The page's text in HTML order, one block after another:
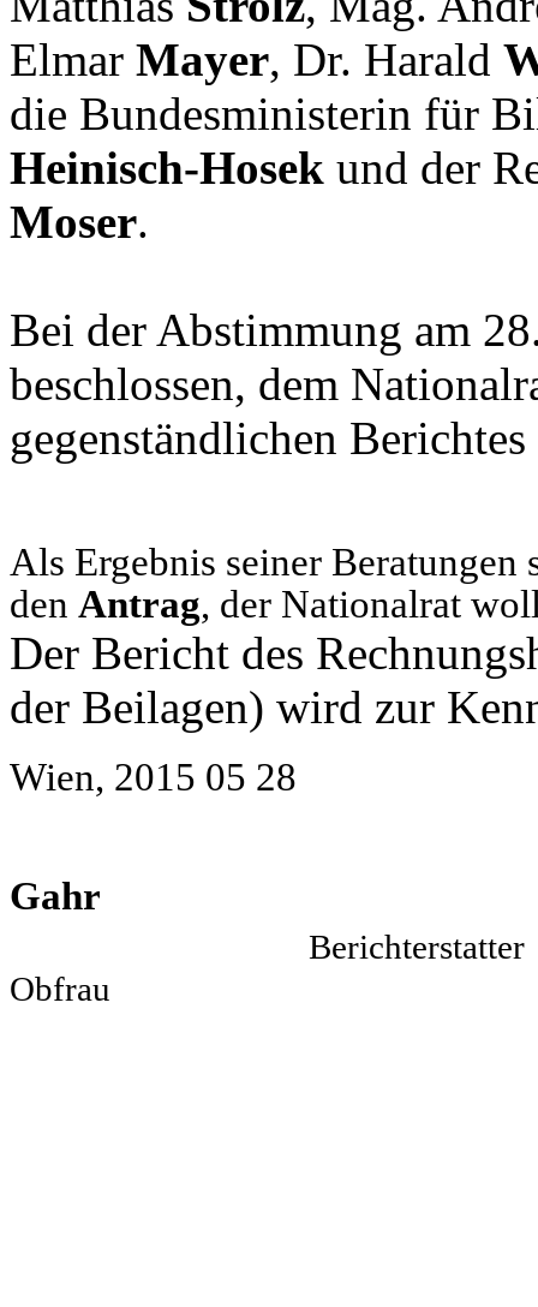
Elmar Mayer, Dr. Harald
die Bundesministerin für
Heinisch-Hosek und der
Moser.
Bei der Abstimmung am
beschlossen, dem
gegenständlichen
Als Ergebnis seiner Beratungen
den Antrag, der Nationalrat
Der Bericht des
der Beilagen) wird zur
Wien, 2015 05 28
Gahr Dr.
Obfrau